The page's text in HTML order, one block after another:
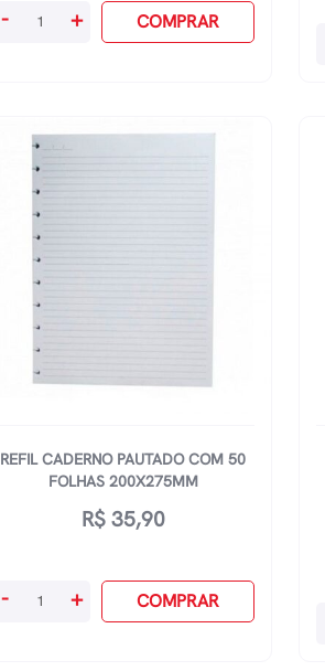
Refil
Folhas
White
quantidade
- + COMPRAR
REFIL CADERNO PAUTADO COM 50
FOLHAS 200X275MM
R$35,90
Refil
- + COMPRAR